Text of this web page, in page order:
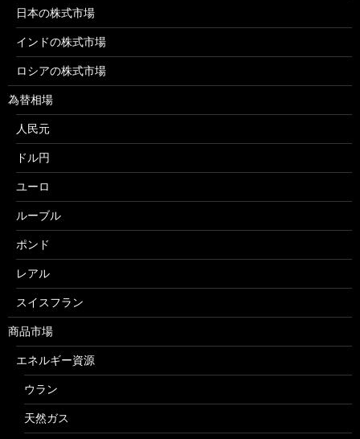
日本の株式市場
インドの株式市場
ロシアの株式市場
為替相場
人民元
ドル円
ユーロ
ルーブル
ポンド
レアル
スイスフラン
商品市場
エネルギー資源
ウラン
天然ガス